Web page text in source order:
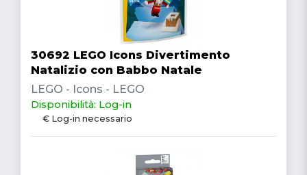
30692 LEGO Icons Divertimento
Natalizio con Babbo Natale
LEGO - Icons - LEGO
Disponibilità: Log-in
€ Log-in necessario